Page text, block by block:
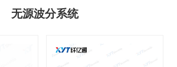
无源波分系统